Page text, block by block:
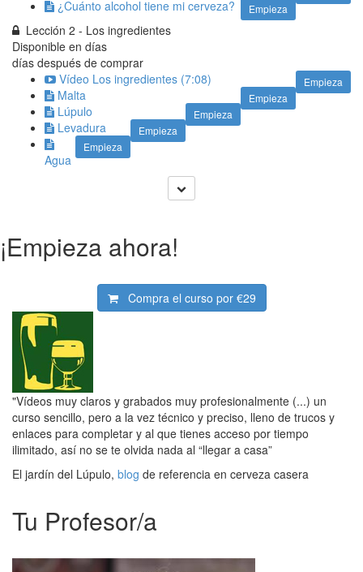
Empieza
¿Cuánto alcohol tiene mi cerveza?
Lección 2 - Los ingredientes
Disponible en días
días después de comprar
Empieza
Vídeo Los ingredientes (7:08)
Empieza
Malta
Empieza
Lúpulo
Empieza
Levadura
Empieza
Agua
¡Empieza ahora!
Compra el curso por €29
"Vídeos muy claros y grabados muy profesionalmente (...) un
curso sencillo, pero a la vez técnico y preciso, lleno de trucos y
enlaces para completar y al que tienes acceso por tiempo
ilimitado, así no se te olvida nada al “llegar a casa”
El jardín del Lúpulo, blog de referencia en cerveza casera
Tu Profesor/a